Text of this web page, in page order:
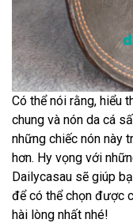
Có thể nói rằng, hiểu
chung và nón da cá
những chiếc nón này
hơn. Hy vọng với
Dailycasau sẽ giúp
để có thể chọn được
hài lòng nhất nhé!